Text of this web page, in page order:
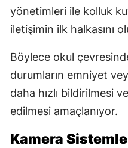
yönetimleri ile kolluk
iletişimin ilk halkasını
Böylece okul
durumların emniyet
daha hızlı bildirilmesi
edilmesi amaçlanıyor.
Kamera